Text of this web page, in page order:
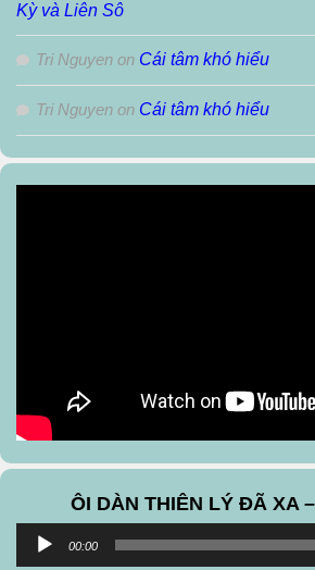
Kỳ và Liên Sô
Tri Nguyen on Cái tâm khó hiểu
Tri Nguyen on Cái tâm khó hiểu
ÔI DÀN THIÊN LÝ ĐÃ XA
Audio
00:00